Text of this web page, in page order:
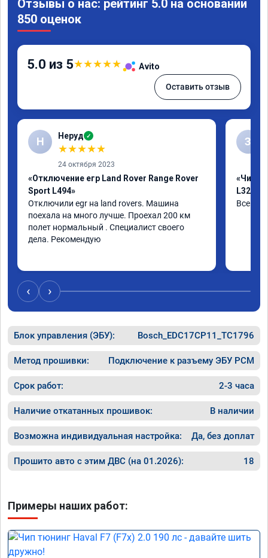
Отзывы о нас: рейтинг 5.0 на основании
850 оценок
5.0 из 5★★★★★ Avito
Оставить отзыв
Н Неруд ✓
★★★★★
24 октября 2023
«Отключение егр Land Rover Range Rover
Sport L494»
Отключили egr на land rovers. Машина
поехала на много лучше. Проехал 200 км
полет нормальный . Специалист своего
дела. Рекомендую
З
«Чип
L320»
Все
‹ ›
Блок управления (ЭБУ): Bosch_EDC17CP11_TC1796
Метод прошивки: Подключение к разъему ЭБУ PCM
Срок работ: 2-3 часа
Наличие откатанных прошивок: В наличии
Возможна индивидуальная настройка: Да, без доплат
Прошито авто с этим ДВС (на 01.2026): 18
Примеры наших работ: